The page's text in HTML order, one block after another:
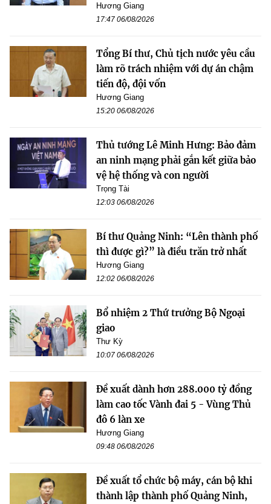
Hương Giang
17:47 06/08/2026
Tổng Bí thư, Chủ tịch nước yêu cầu
làm rõ trách nhiệm với dự án chậm
tiến độ, đội vốn
Hương Giang
15:20 06/08/2026
Thủ tướng Lê Minh Hưng: Bảo đảm
an ninh mạng phải gắn kết giữa bảo
vệ hệ thống và con người
Trọng Tài
12:03 06/08/2026
Bí thư Quảng Ninh: “Lên thành phố
thì được gì?” là điều trăn trở nhất
Hương Giang
12:02 06/08/2026
Bổ nhiệm 2 Thứ trưởng Bộ Ngoại
giao
Thư Kỳ
10:07 06/08/2026
Đề xuất dành hơn 288.000 tỷ đồng
làm cao tốc Vành đai 5 - Vùng Thủ
đô 6 làn xe
Hương Giang
09:48 06/08/2026
Đề xuất tổ chức bộ máy, cán bộ khi
thành lập thành phố Quảng Ninh,